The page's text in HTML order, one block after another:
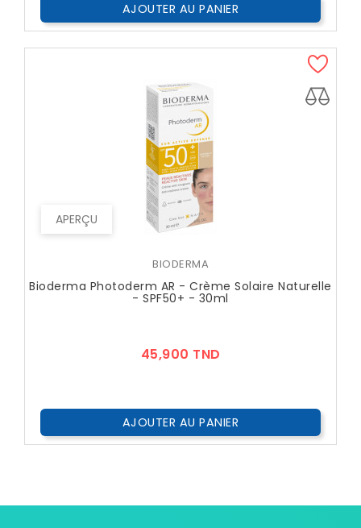
AJOUTER AU PANIER
APERÇU
BIODERMA
Bioderma Photoderm AR - Crème Solaire Naturelle
- SPF50+ - 30ml
45,900 TND
AJOUTER AU PANIER